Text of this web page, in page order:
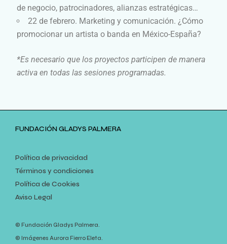
de negocio, patrocinadores, alianzas estratégicas…
22 de febrero. Marketing y comunicación. ¿Cómo
promocionar un artista o banda en México-España?
*Es necesario que los proyectos participen de manera
activa en todas las sesiones programadas.
FUNDACIÓN GLADYS PALMERA
Política de privacidad
Términos y condiciones
Política de Cookies
Aviso Legal
© Fundación Gladys Palmera.
© Imágenes Aurora Fierro Eleta.